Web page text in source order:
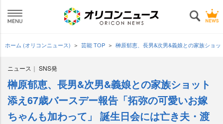
ホーム (オリコンニュース) 芸能 TOP 榊原郁恵、長男&次男&義娘との家族ショ
ニュース SNS発
榊原郁恵、長男&次男&義娘との家族ショット
添え67歳バースデー報告「拓弥の可愛いお嫁
ちゃんも加わって」 誕生日会には亡き夫・渡